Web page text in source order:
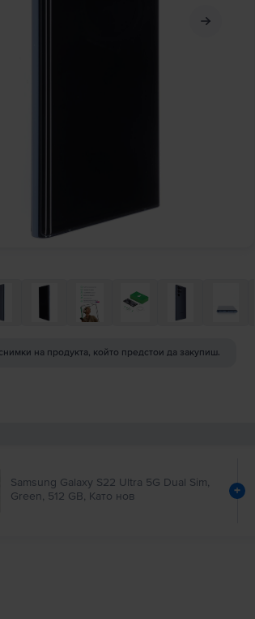
на продукта, който предстои да закупиш.
Samsung Galaxy S22 Ultra 5G Dual Sim,
Green, 512 GB, Като нов
+